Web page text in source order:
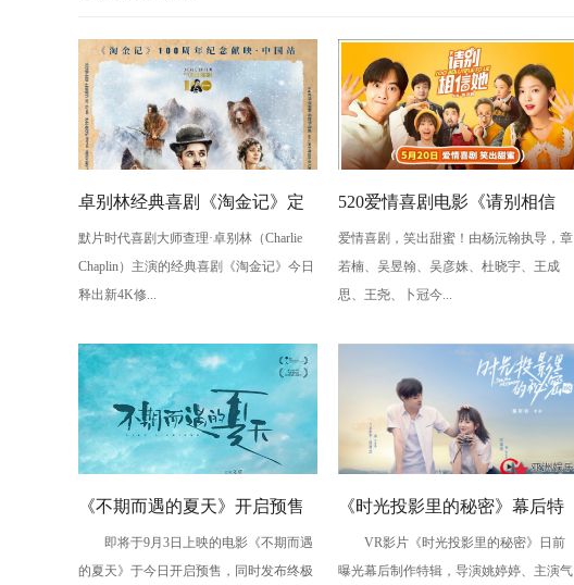
卓别林经典喜剧《淘金记》定
档7月25日全国上映
默片时代喜剧大师查理·卓别林（Charlie
Chaplin）主演的经典喜剧《淘金记》今日
释出新4K修...
520爱情喜剧电影《请别相信
她》预售开启 章若楠吴昱翰“假
戏真爱”
爱情喜剧，笑出甜蜜！由杨沅翰执导，章
若楠、吴昱翰、吴彦姝、杜晓宇、王成
思、王尧、卜冠今...
《不期而遇的夏天》开启预售
终极预告海报双发曝戳心泪点
即将于9月3日上映的电影《不期而遇
的夏天》于今日开启预售，同时发布终极
《时光投影里的秘密》幕后特
辑曝光 揭开VR沉浸式体验的神
VR影片《时光投影里的秘密》日前
曝光幕后制作特辑，导演姚婷婷、主演气